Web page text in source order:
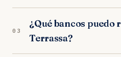
provisión de fondos,
juzgados de Terrassa,
entre 10-14 meses.
acuerdos
03
¿Qué bancos puedo
Terrassa?